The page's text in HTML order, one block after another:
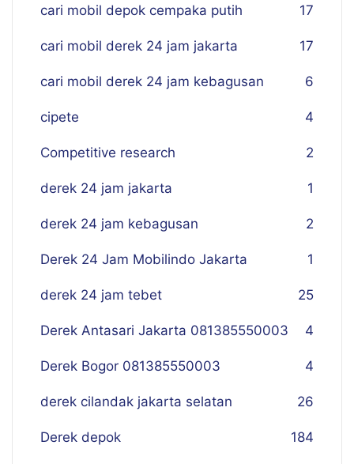
cari mobil depok cempaka putih 17
cari mobil derek 24 jam jakarta 17
cari mobil derek 24 jam kebagusan 6
cipete 4
Competitive research 2
derek 24 jam jakarta 1
derek 24 jam kebagusan 2
Derek 24 Jam Mobilindo Jakarta 1
derek 24 jam tebet 25
Derek Antasari Jakarta 081385550003 4
Derek Bogor 081385550003 4
derek cilandak jakarta selatan 26
Derek depok 184